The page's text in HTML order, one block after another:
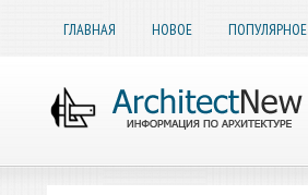
ГЛАВНАЯ НОВОЕ ПОПУЛЯРНОЕ